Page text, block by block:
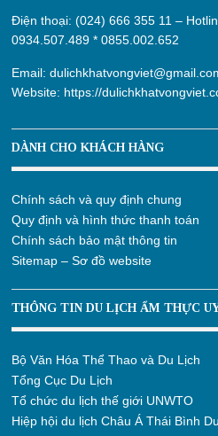
Điện thoại: (024) 666 355 11 –
0934.507.489 *0855.002.652
Email:
Website: https://
DÀNH CHO KHÁCH HÀNG
Chính sách và quy định chung
Quy định và hình thức thanh toán
Chính sách bảo mật thông tin
Sitemap – Sơ đồ website
THÔNG TIN DU LỊCH ẨM THỰC
Bộ Văn Hóa Thể Thao và Du Lịch
Tổng Cục Du Lịch
Tổ chức du lịch thế giới UNWTO
Hiệp hội du lịch Châu Á Thái Bình